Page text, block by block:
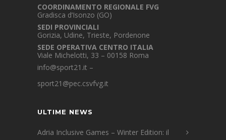
COORDINAMENTO REGIONALE FVG
Gradisca d’Isonzo (GO)
SEDI PROVINCIALI
Gorizia, Udine, Trieste, Pordenone
SEDE OPERATIVA CENTRO ITALIA
Viale Michelotti, 33 – 00158 Roma
info@sport21.it –
sport21@pec.csvfvg.it
ULTIME NEWS
Adria Inclusive Games – Winter Edition: il